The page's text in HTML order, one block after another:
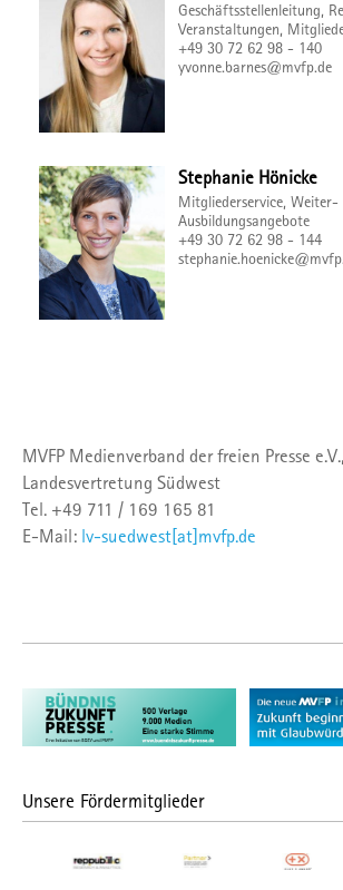
Geschäftsstellenleitung,
Veranstaltungen,
+49 30 72 62 98 - 140
yvonne.barnes@mvfp.de
Stephanie Hönicke
Mitgliederservice, Weiter-
Ausbildungsangebote
+49 30 72 62 98 - 144
MVFP Medienverband der freien Presse e.V.,
Landesvertretung Südwest
Tel. +49 711 / 169 165 81
E-Mail: lv-suedwest[at]mvfp.de
Unsere Fördermitglieder